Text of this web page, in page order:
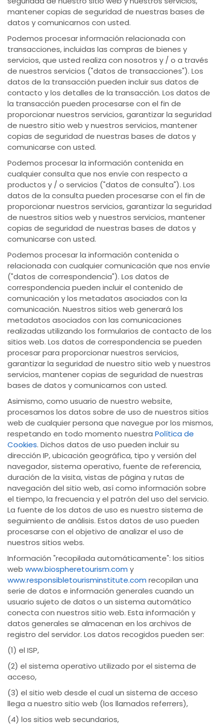
mantener copias de seguridad de nuestras bases de
datos y comunicarnos con usted.
Podemos procesar información relacionada con
transacciones, incluidas las compras de bienes y
servicios, que usted realiza con nosotros y / o a través
de nuestros servicios ("datos de transacciones"). Los
datos de la transacción pueden incluir sus datos de
contacto y los detalles de la transacción. Los datos de
la transacción pueden procesarse con el fin de
proporcionar nuestros servicios, garantizar la seguridad
de nuestro sitio web y nuestros servicios, mantener
copias de seguridad de nuestras bases de datos y
comunicarse con usted.
Podemos procesar la información contenida en
cualquier consulta que nos envíe con respecto a
productos y / o servicios ("datos de consulta"). Los
datos de la consulta pueden procesarse con el fin de
proporcionar nuestros servicios, garantizar la seguridad
de nuestros sitios web y nuestros servicios, mantener
copias de seguridad de nuestras bases de datos y
comunicarse con usted.
Podemos procesar la información contenida o
relacionada con cualquier comunicación que nos envíe
("datos de correspondencia"). Los datos de
correspondencia pueden incluir el contenido de
comunicación y los metadatos asociados con la
comunicación. Nuestros sitios web generará los
metadatos asociados con las comunicaciones
realizadas utilizando los formularios de contacto de los
sitios web. Los datos de correspondencia se pueden
procesar para proporcionar nuestros servicios,
garantizar la seguridad de nuestro sitio web y nuestros
servicios, mantener copias de seguridad de nuestras
bases de datos y comunicarnos con usted.
Asimismo, como usuario de nuestro website,
procesamos los datos sobre de uso de nuestros sitios
web de cualquier persona que navegue por los mismos,
respetando en todo momento nuestra Política de
Cookies. Dichos datos de uso pueden incluir su
dirección IP, ubicación geográfica, tipo y versión del
navegador, sistema operativo, fuente de referencia,
duración de la visita, vistas de página y rutas de
navegación del sitio web, así como información sobre
el tiempo, la frecuencia y el patrón del uso del servicio.
La fuente de los datos de uso es nuestro sistema de
seguimiento de análisis. Estos datos de uso pueden
procesarse con el objetivo de analizar el uso de
nuestros sitios webs.
Información "recopilada automáticamente": los sitios
web www.biospheretourism.com y
www.responsibletourisminstitute.com recopilan una
serie de datos e información generales cuando un
usuario sujeto de datos o un sistema automático
conecta con nuestros sitio web. Esta información y
datos generales se almacenan en los archivos de
registro del servidor. Los datos recogidos pueden ser:
(1) el ISP,
(2) el sistema operativo utilizado por el sistema de
acceso,
(3) el sitio web desde el cual un sistema de acceso
llega a nuestro sitio web (los llamados referrers),
(4) los sitios web secundarios,